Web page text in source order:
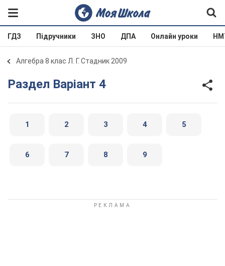
ГДЗ Підручники ЗНО ДПА Онлайн уроки
Алгебра 8 клас Л. Г. Стадник 2009
Раздел Варіант 4
1 2 3 4 5
6 7 8 9